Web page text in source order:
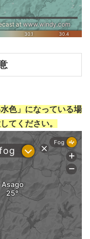
色」になっている場
てください。